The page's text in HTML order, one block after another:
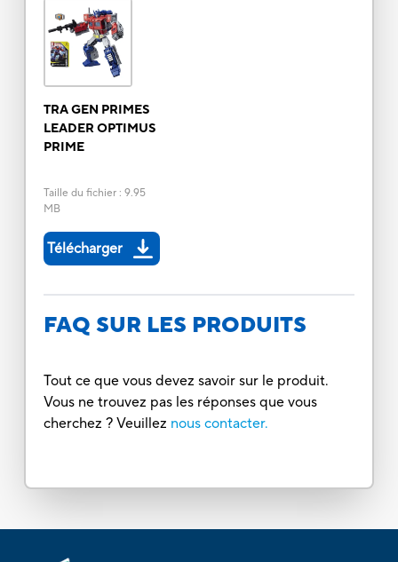
TRA GEN PRIMES
LEADER OPTIMUS
PRIME
Taille du fichier: 9.95
MB
Télécharger
FAQ SUR LES PRODUITS
Tout ce que vous devez savoir sur le produit.
Vous ne trouvez pas les réponses que vous
cherchez ? Veuillez nous contacter.